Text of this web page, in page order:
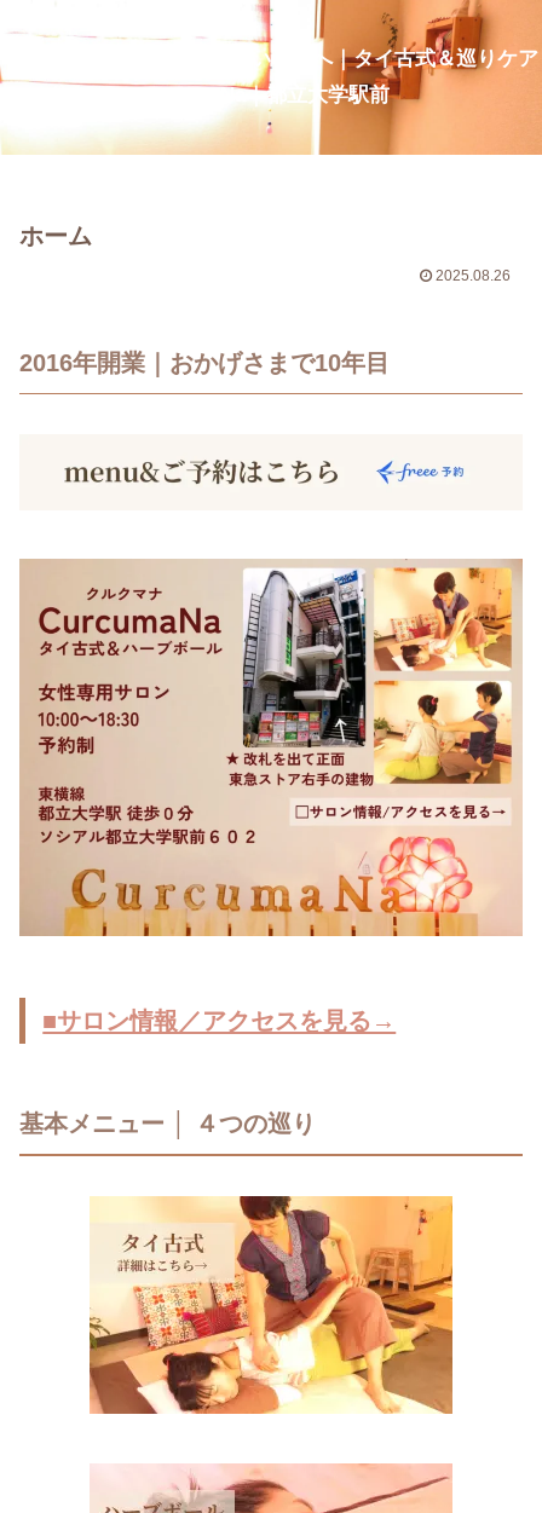
疲れ・だるさを整え、深い呼吸へ｜タイ古式＆巡りケア
CurcumaNa｜都立大学駅前
ホーム
2025.08.26
2016年開業｜おかげさまで10年目
■サロン情報／アクセスを見る→
基本メニュー │ ４つの巡り